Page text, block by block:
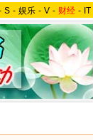
S - 娱乐 - V - 财经 - IT